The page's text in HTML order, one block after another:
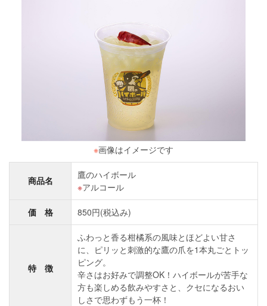
※画像はイメージです
商品名
鷹のハイボール
アルコール
価 格 850円(税込み)
特 徴
ふわっと香る柑橘系の風味とほどよい甘さ
に、ピリッと刺激的な鷹の爪を1本丸ごとトッ
ピング。
辛さはお好みで調整OK！ハイボールが苦手な
方も楽しめる飲みやすさと、クセになるおい
しさで思わずもう一杯！